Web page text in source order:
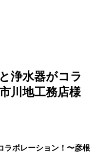
浄水器がコラ
川地工務店様
ラボレーション！〜彦根